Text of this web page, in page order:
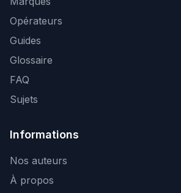
Opérateurs
Guides
Glossaire
FAQ
Sujets
Informations
Nos auteurs
À propos